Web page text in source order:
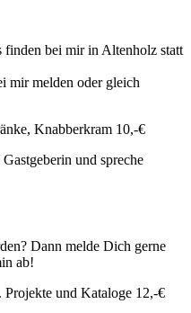
bei mir in Altenholz statt
mir melden oder gleich
Knabberkram 10,-€
und spreche
Dann melde Dich gerne
ab!
und Kataloge 12,-€